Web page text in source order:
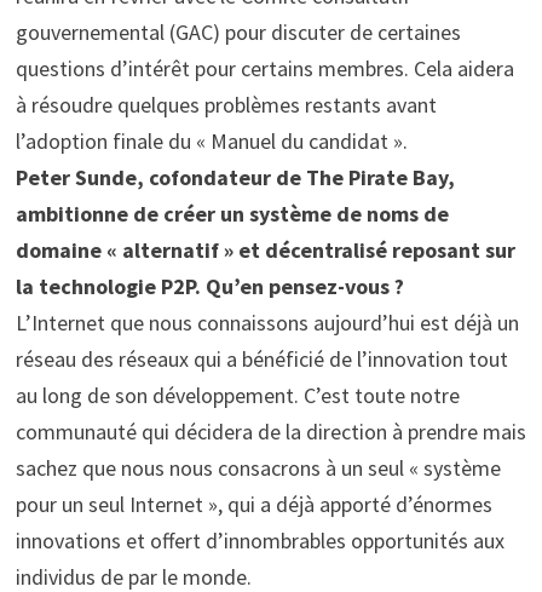
gouvernemental (GAC) pour discuter de certaines
questions d’intérêt pour certains membres. Cela aidera
à résoudre quelques problèmes restants avant
l’adoption finale du « Manuel du candidat ».
Peter Sunde, cofondateur de The Pirate Bay,
ambitionne de créer un système de noms de
domaine « alternatif » et décentralisé reposant sur
la technologie P2P. Qu’en pensez-vous ?
L’Internet que nous connaissons aujourd’hui est déjà un
réseau des réseaux qui a bénéficié de l’innovation tout
au long de son développement. C’est toute notre
communauté qui décidera de la direction à prendre mais
sachez que nous nous consacrons à un seul « système
pour un seul Internet », qui a déjà apporté d’énormes
innovations et offert d’innombrables opportunités aux
individus de par le monde.